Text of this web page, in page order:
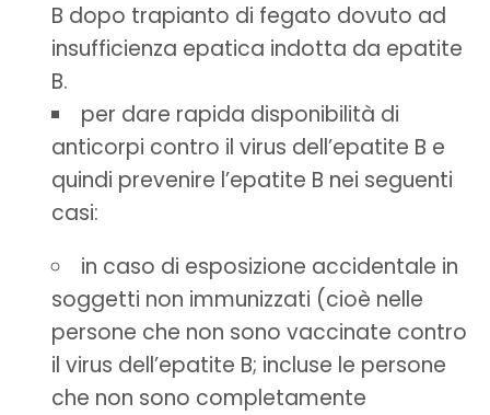
B dopo trapianto di fegato dovuto ad
insufficienza epatica indotta da epatite
B.
per dare rapida disponibilità di
anticorpi contro il virus dell’epatite B e
quindi prevenire l’epatite B nei seguenti
casi:
in caso di esposizione accidentale in
soggetti non immunizzati (cioè nelle
persone che non sono vaccinate contro
il virus dell’epatite B; incluse le persone
che non sono completamente